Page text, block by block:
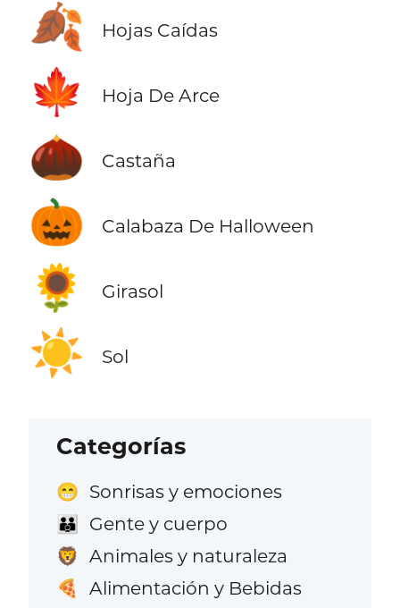
🍂 Hojas Caídas
🍁 Hoja De Arce
🌰 Castaña
🎃 Calabaza De Halloween
🌻 Girasol
☀️ Sol
Categorías
😁 Sonrisas y emociones
👪 Gente y cuerpo
🦁 Animales y naturaleza
🍕 Alimentación y Bebidas